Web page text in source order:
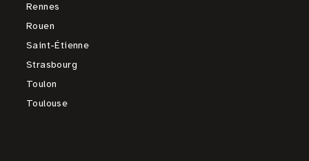
Rennes
Rouen
Saint-Étienne
Strasbourg
Toulon
Toulouse